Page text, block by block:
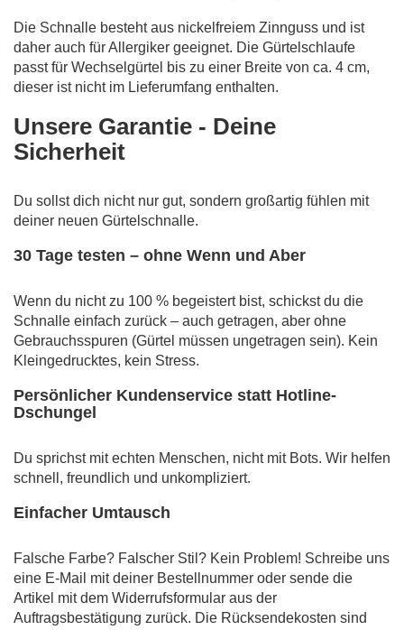
Die Schnalle besteht aus nickelfreiem Zinnguss und ist
daher auch für Allergiker geeignet. Die Gürtelschlaufe
passt für Wechselgürtel bis zu einer Breite von ca. 4 cm,
dieser ist nicht im Lieferumfang enthalten.
Unsere Garantie - Deine
Sicherheit
Du sollst dich nicht nur gut, sondern großartig fühlen mit
deiner neuen Gürtelschnalle.
30 Tage testen – ohne Wenn und Aber
Wenn du nicht zu 100 % begeistert bist, schickst du die
Schnalle einfach zurück – auch getragen, aber ohne
Gebrauchsspuren (Gürtel müssen ungetragen sein). Kein
Kleingedrucktes, kein Stress.
Persönlicher Kundenservice statt Hotline-
Dschungel
Du sprichst mit echten Menschen, nicht mit Bots. Wir helfen
schnell, freundlich und unkompliziert.
Einfacher Umtausch
Falsche Farbe? Falscher Stil? Kein Problem! Schreibe uns
eine E-Mail mit deiner Bestellnummer oder sende die
Artikel mit dem Widerrufsformular aus der
Auftragsbestätigung zurück. Die Rücksendekosten sind